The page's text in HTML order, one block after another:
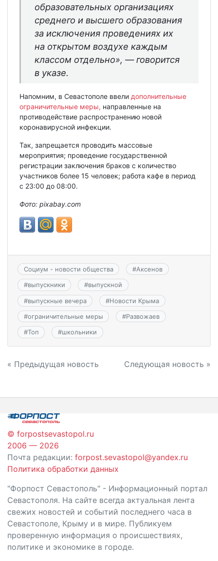
образовательных организациях
среднего и высшего образования
за исключения проведениях их
на открытом воздухе каждым
классом отдельно», — говорится
в указе.
Напомним, в Севастополе ввели дополнительные
ограничительные меры, направленные на
противодействие распространению новой
коронавирусной инфекции.
Так, запрещается проводить массовые
мероприятия; проведение государственной
регистрации заключения браков с количество
участников более 15 человек; работа кафе в период
с 23:00 до 08:00.
Фото: pixabay.com
Социум - новости общества #Аксенов
#выпускники #выпускной
#выпускные вечера #Новости Крыма
#ограничительные меры #Развожаев
#Топ #школьники
Навигация
записям
« Предыдущая новость Следующая новость »
© forpostsevastopol.ru
2006 — 2026
Почта редакции: forpost.sevastopol@yandex.ru
Политика обработки данных
"Форпост Севастополь" - Информационный портал
Севастополя. На сайте всегда актуальная лента
свежих новостей и событий последнего часа в
Севастополе, Крыму и в мире. Публикуем
проверенную информация о происшествиях,
политике и экономике в городе.